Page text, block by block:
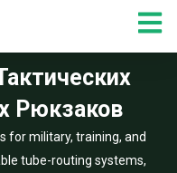
Рюкзаков
for military, training, and
tube-routing systems,